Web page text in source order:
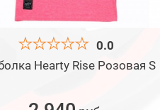
0.0
Hearty Rise Розовая S